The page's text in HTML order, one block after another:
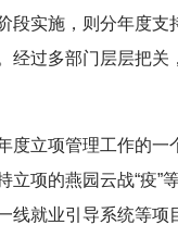
段实施，则分年度支
经过多部门层层把关
度立项管理工作的一
项的燕园云战“疫”
线就业引导系统等项